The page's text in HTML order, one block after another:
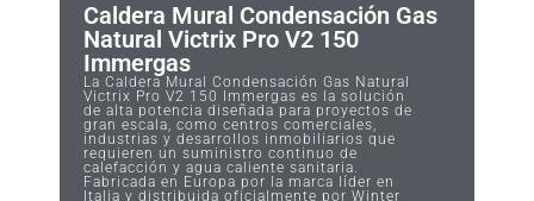
Caldera Mural Condensación Gas
Natural Victrix Pro V2 150
Immergas
La Caldera Mural Condensación Gas Natural
Victrix Pro V2 150 Immergas es la solución
de alta potencia diseñada para proyectos de
gran escala, como centros comerciales,
industrias y desarrollos inmobiliarios que
requieren un suministro continuo de
calefacción y agua caliente sanitaria.
Fabricada en Europa por la marca líder en
Italia y distribuida oficialmente por Winter